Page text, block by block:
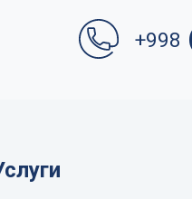
+998